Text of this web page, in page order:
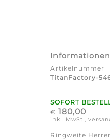
Informationen
Artikelnummer
TitanFactory-
SOFORT
€ 180,00
inkl. MwSt.,
Ringweite